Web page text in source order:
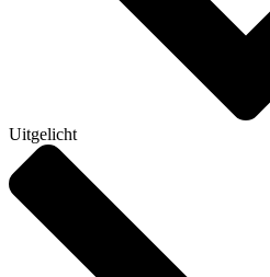
Uitgelicht